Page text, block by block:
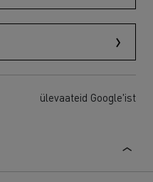
ülevaateid Google'ist